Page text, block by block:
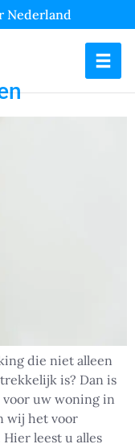
Nederland
die niet alleen
is? Dan is
uw woning in
wij het voor
leest u alles